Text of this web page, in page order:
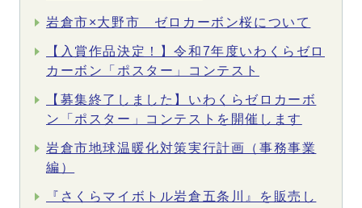
岩倉市×大野市 ゼロカーボン桜について
【入賞作品決定！】令和7年度いわくらゼロ
カーボン「ポスター」コンテスト
【募集終了しました】いわくらゼロカーボ
ン「ポスター」コンテストを開催します
岩倉市地球温暖化対策実行計画（事務事業
編）
『さくらマイボトル岩倉五条川』を販売し